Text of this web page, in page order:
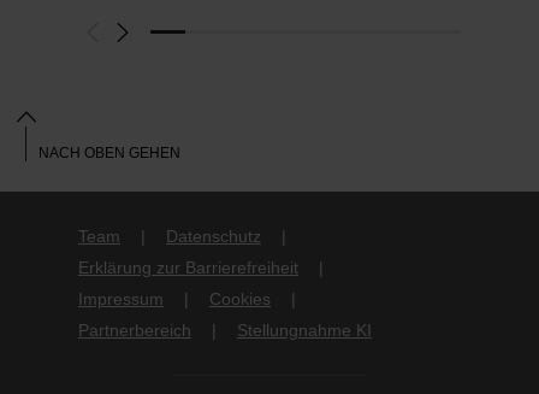
Team
Datenschutz
Erklärung zur Barrierefreiheit
Impressum
Cookies
Partnerbereich
Stellungnahme KI
NACH OBEN GEHEN